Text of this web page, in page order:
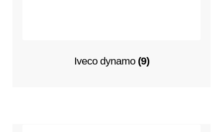
Iveco dynamo (9)